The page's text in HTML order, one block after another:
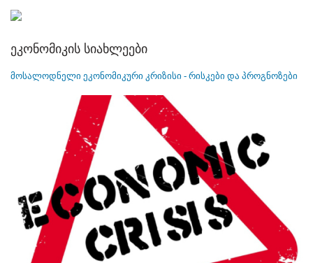
ეკონომიკის სიახლეები
მოსალოდნელი ეკონომიკური კრიზისი - რისკები და პროგნოზები